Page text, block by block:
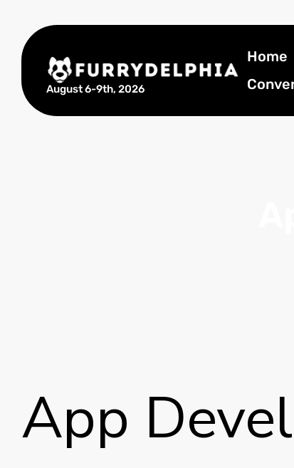
August 6-9th, 2026
Home
App